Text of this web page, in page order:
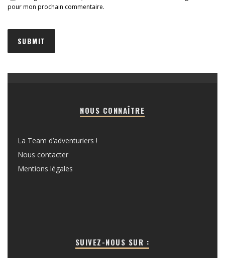
pour mon prochain commentaire.
NOUS CONNAÎTRE
La Team d’adventuriers !
Nous contacter
Mentions légales
SUIVEZ-NOUS SUR :